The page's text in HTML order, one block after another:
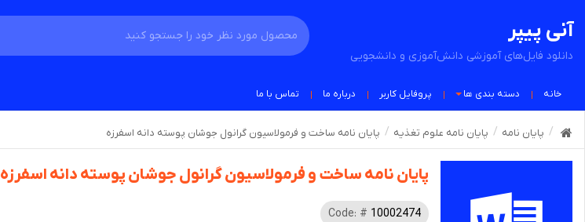
آنی پیپر
دانلود فایل‌های آموزشی دانش‌آموزی و دانشجویی
خانه دسته بندی ها پروفایل کاربر درباره ما تماس با ما
پایان نامه پایان نامه علوم تغذیه پایان نامه ساخت و فرمولاسیون گرانول جوشان پوسته دانه اسفرزه
پایان نامه ساخت و فرمولاسیون گرانول جوشان پوسته دانه اسفرزه
Code: # 10002474